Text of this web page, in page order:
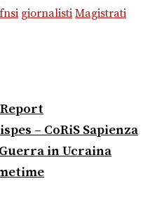
fnsi giornalisti Magistrati
– CoRiS Sapienza
in Ucraina